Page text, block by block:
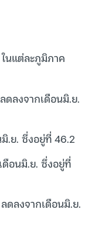
นแต่ละภูมิภาค
ลงจากเดือนมิ.ย.
.ย. ซึ่งอยู่ที่ 46.2
อนมิ.ย. ซึ่งอยู่ที่
ดลงจากเดือนมิ.ย.